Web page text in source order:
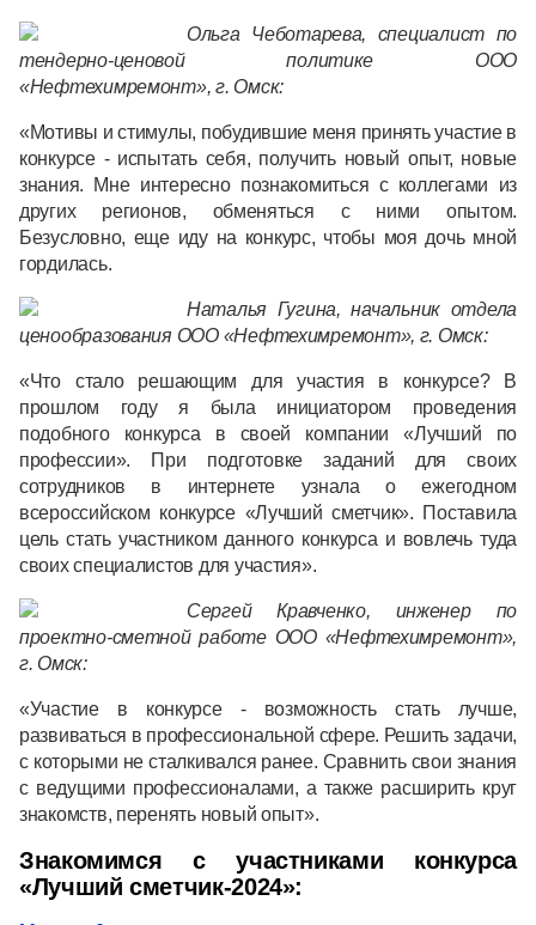
Ольга Чеботарева, специалист по
тендерно-ценовой политике ООО
«Нефтехимремонт», г. Омск:
«Мотивы и стимулы, побудившие меня принять участие в
конкурсе - испытать себя, получить новый опыт, новые
знания. Мне интересно познакомиться с коллегами из
других регионов, обменяться с ними опытом.
Безусловно, еще иду на конкурс, чтобы моя дочь мной
гордилась.
Наталья Гугина, начальник отдела
ценообразования ООО «Нефтехимремонт», г. Омск:
«Что стало решающим для участия в конкурсе? В
прошлом году я была инициатором проведения
подобного конкурса в своей компании «Лучший по
профессии». При подготовке заданий для своих
сотрудников в интернете узнала о ежегодном
всероссийском конкурсе «Лучший сметчик». Поставила
цель стать участником данного конкурса и вовлечь туда
своих специалистов для участия».
СергейКравченко, инженер по
проектно-сметной работе ООО «Нефтехимремонт»,
г. Омск:
«Участие в конкурсе - возможность стать лучше,
развиваться в профессиональной сфере. Решить задачи,
с которыми не сталкивался ранее. Сравнить свои знания
с ведущими профессионалами, а также расширить круг
знакомств, перенять новый опыт».
Знакомимся с участниками конкурса
«Лучший сметчик-2024»: